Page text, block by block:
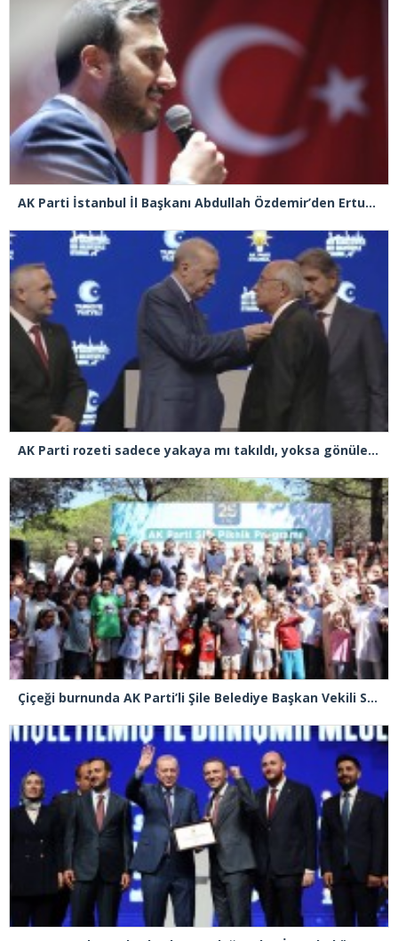
AK Parti İstanbul İl Başkanı Abdullah Özdemir’den Ertuğrul Özkök’e “Franco” tepkisi
AK Parti rozeti sadece yakaya mı takıldı, yoksa gönüle takılmadı mı?
Çiçeği burnunda AK Parti’li Şile Belediye Başkan Vekili Sacit Terzi, teşkilatlarla piknikte buluştu